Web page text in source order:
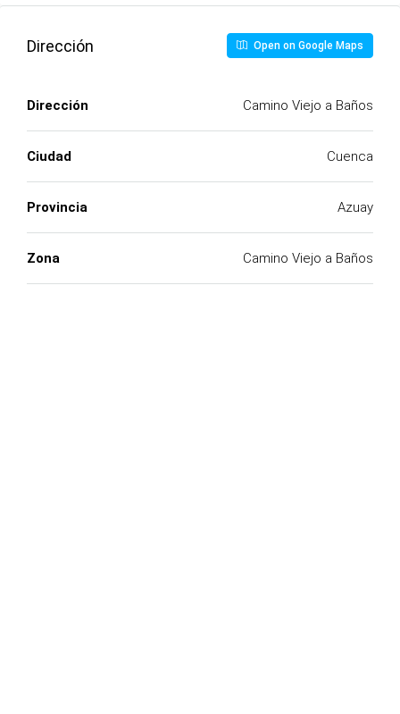
Dirección Open on Google Maps
Dirección Camino Viejo a Baños
Ciudad Cuenca
Provincia Azuay
Zona Camino Viejo a Baños